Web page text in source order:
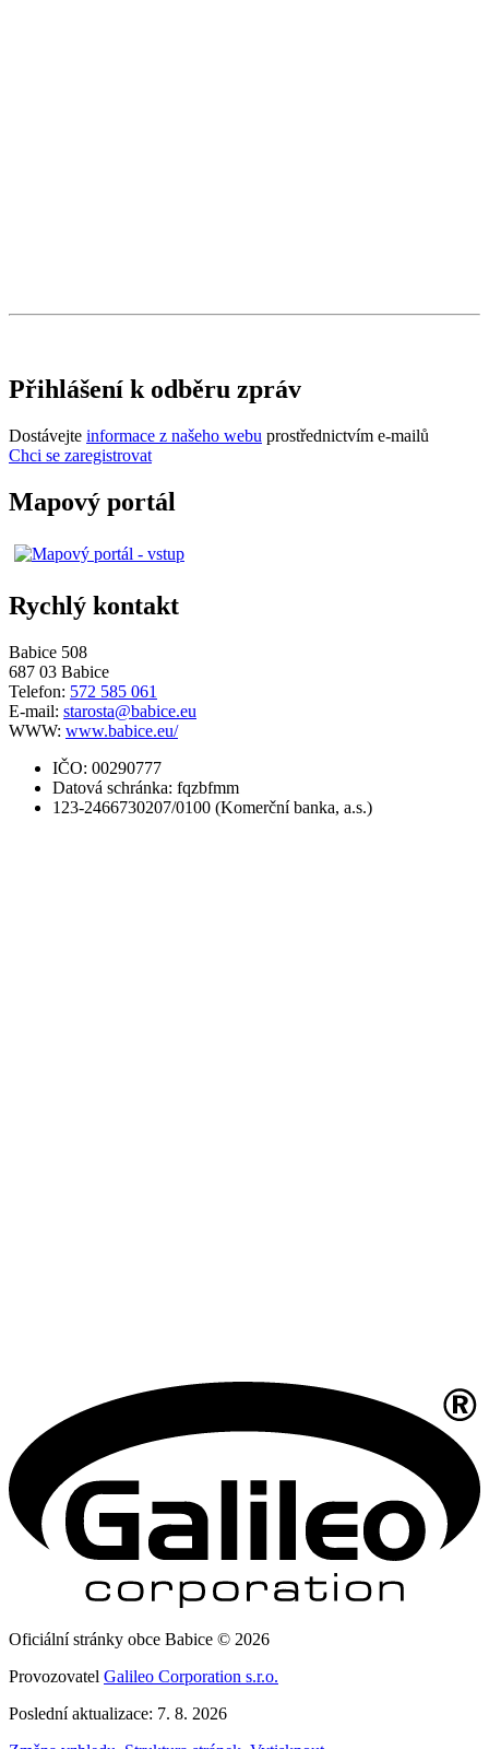
Přihlášení k odběru zpráv
Dostávejte informace z našeho webu prostřednictvím e-mailů
Chci se zaregistrovat
Mapový portál
Rychlý kontakt
Babice 508
687 03 Babice
Telefon: 572 585 061
E-mail: starosta@babice.eu
WWW: www.babice.eu/
IČO: 00290777
Datová schránka: fqzbfmm
123-2466730207/0100 (Komerční banka, a.s.)
Oficiální stránky obce Babice © 2026
Provozovatel Galileo Corporation s.r.o.
Poslední aktualizace: 7. 8. 2026